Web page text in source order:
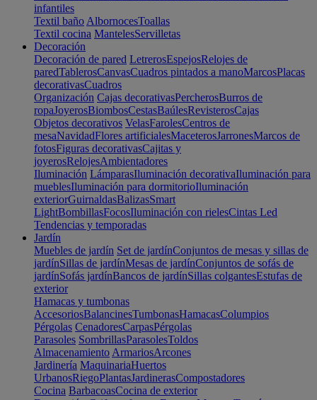
infantiles
Textil baño AlbornocesToallas
Textil cocina MantelesServilletas
Decoración
Decoración de pared LetrerosEspejosRelojes de
paredTablerosCanvasCuadros pintados a manoMarcosPlacas
decorativasCuadros
Organización Cajas decorativasPercherosBurros de
ropaJoyerosBiombosCestasBaúlesRevisterosCajas
Objetos decorativos VelasFarolesCentros de
mesaNavidadFlores artificialesMaceterosJarronesMarcos de
fotosFiguras decorativasCajitas y
joyerosRelojesAmbientadores
Iluminación LámparasIluminación decorativaIluminación para
mueblesIluminación para dormitorioIluminación
exteriorGuirnaldasBalizasSmart
LightBombillasFocosIluminación con rielesCintas Led
Tendencias y temporadas
Jardín
Muebles de jardín Set de jardínConjuntos de mesas y sillas de
jardínSillas de jardínMesas de jardínConjuntos de sofás de
jardínSofás jardínBancos de jardínSillas colgantesEstufas de
exterior
Hamacas y tumbonas
AccesoriosBalancinesTumbonasHamacasColumpios
Pérgolas CenadoresCarpasPérgolas
Parasoles SombrillasParasolesToldos
Almacenamiento ArmariosArcones
Jardinería MaquinariaHuertos
UrbanosRiegoPlantasJardinerasCompostadores
Cocina BarbacoasCocina de exterior